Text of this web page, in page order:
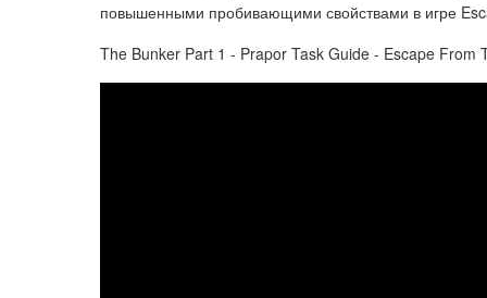
повышенными пробивающими свойствами в игре
The Bunker Part 1 - Prapor Task Guide - Escape From